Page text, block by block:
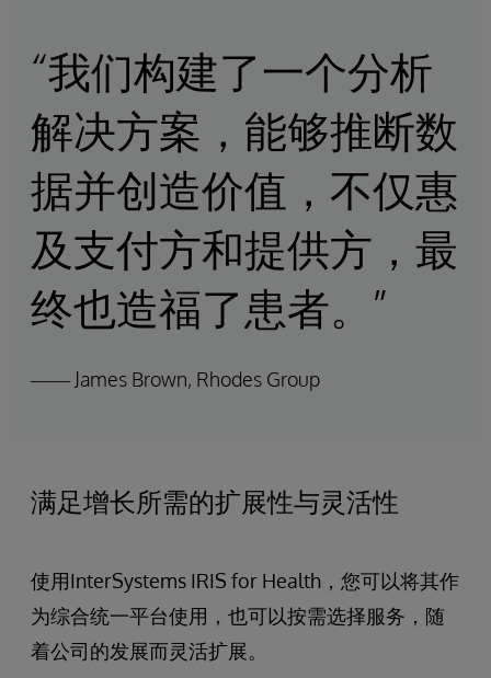
“我们构建了一个分析
解决方案，能够推断数
据并创造价值，不仅惠
及支付方和提供方，最
终也造福了患者。”
—— James Brown, Rhodes Group
满足增长所需的扩展性与灵活性
使用InterSystems IRIS for Health，您可以将其作
为综合统一平台使用，也可以按需选择服务，随
着公司的发展而灵活扩展。